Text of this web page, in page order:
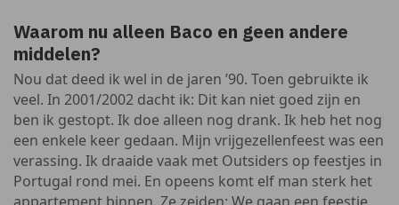
Waarom nu alleen Baco en geen andere
middelen?
Nou dat deed ik wel in de jaren ’90. Toen gebruikte ik
veel. In 2001/2002 dacht ik: Dit kan niet goed zijn en
ben ik gestopt. Ik doe alleen nog drank. Ik heb het nog
een enkele keer gedaan. Mijn vrijgezellenfeest was een
verassing. Ik draaide vaak met Outsiders op feestjes in
Portugal rond mei. En opeens komt elf man sterk het